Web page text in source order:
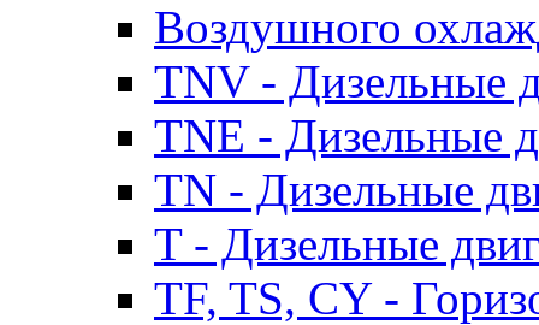
Воздушного
TNV - Дизельные
TNE - Дизельные
TN - Дизельные
T - Дизельные
TF, TS, CY -